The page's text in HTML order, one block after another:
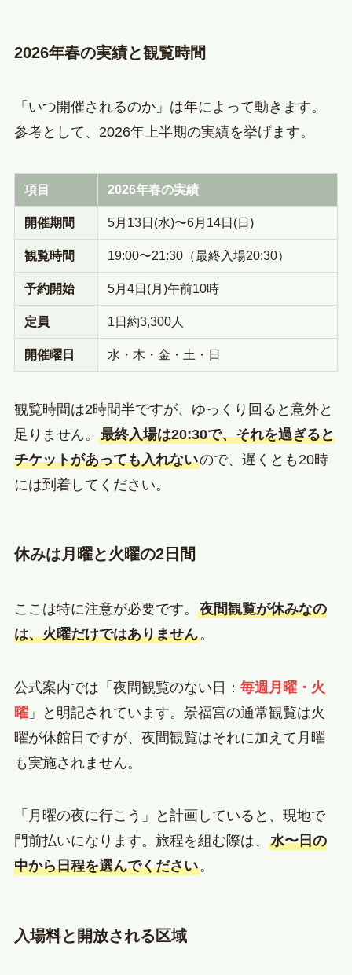
2026年春の実績と観覧時間
「いつ開催されるのか」は年によって動きます。
参考として、2026年上半期の実績を挙げます。
項目 2026年春の実績
開催期間 5月13日(水)〜6月14日(日)
観覧時間 19:00〜21:30（最終入場20:30）
予約開始 5月4日(月)午前10時
定員 1日約3,300人
開催曜日 水・木・金・土・日
観覧時間は2時間半ですが、ゆっくり回ると意外と
足りません。 最終入場は20:30で、それを過ぎると
チケットがあっても入れないので、遅くとも20時
には到着してください。
休みは月曜と火曜の2日間
ここは特に注意が必要です。 夜間観覧が休みなの
は、火曜だけではありません。
公式案内では「夜間観覧のない日： 毎週月曜・火
曜」と明記されています。景福宮の通常観覧は火
曜が休館日ですが、夜間観覧はそれに加えて月曜
も実施されません。
「月曜の夜に行こう」と計画していると、現地で
門前払いになります。旅程を組む際は、 水〜日の
中から日程を選んでください。
入場料と開放される区域